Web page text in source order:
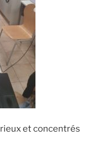
concentrés